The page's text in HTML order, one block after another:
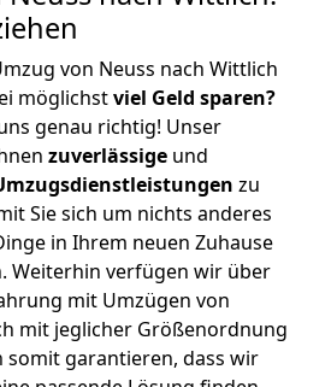
von Neuss nach Wittlich
möglichstviel Geld sparen?
genau richtig! Unser
zuverlässige und
zu
Sie sich um nichts anderes
in Ihrem neuen Zuhause
Weiterhin verfügen wir über
mit Umzügen von
mit jeglicher Größenordnung
somit garantieren, dass wir